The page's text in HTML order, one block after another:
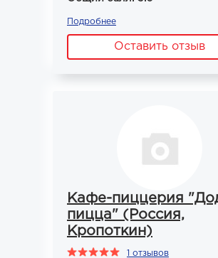
Подробнее
Оставить отзыв
Кафе-пиццерия
пицца" (Россия,
Кропоткин)
1 отзывов